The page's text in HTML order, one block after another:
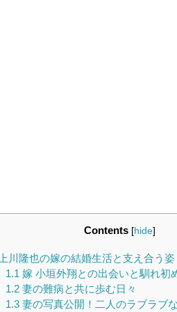
Contents [hide]
上川隆也の嫁の結婚生活と支え合う姿
1.1 嫁 小垣外翔との出会いと馴れ初
1.2妻の難病と共に歩む日々
1.3妻の写真公開！二人のラブラブ